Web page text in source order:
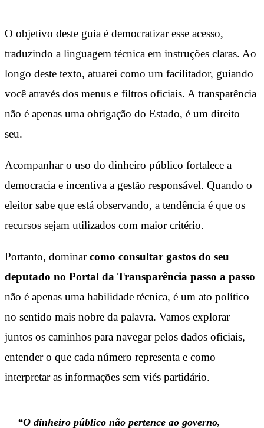
O objetivo deste guia é democratizar esse acesso,
traduzindo a linguagem técnica em instruções claras. Ao
longo deste texto, atuarei como um facilitador, guiando
você através dos menus e filtros oficiais. A transparência
não é apenas uma obrigação do Estado, é um direito
seu.
Acompanhar o uso do dinheiro público fortalece a
democracia e incentiva a gestão responsável. Quando o
eleitor sabe que está observando, a tendência é que os
recursos sejam utilizados com maior critério.
Portanto, dominarcomo consultar gastos do seu
deputado no Portal da Transparência passo a passo
não é apenas uma habilidade técnica, é um ato político
no sentido mais nobre da palavra. Vamos explorar
juntos os caminhos para navegar pelos dados oficiais,
entender o que cada número representa e como
interpretar as informações sem viés partidário.
“O dinheiro público não pertence ao governo,